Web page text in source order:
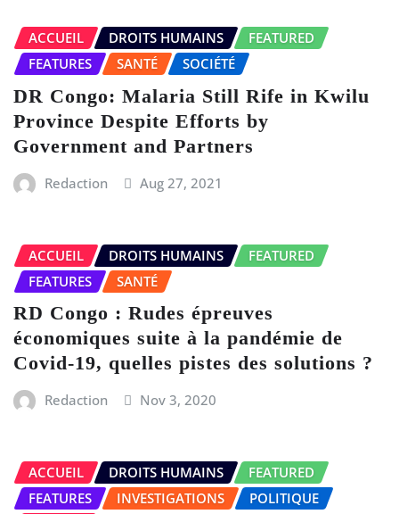
ACCUEIL DROITS HUMAINS
FEATURED
FEATURES
SANTÉ SOCIÉTÉ
DR Congo: Malaria Still Rife in Kwilu
Province Despite Efforts by
Government and Partners
Redaction Aug 27, 2021
ACCUEIL DROITS HUMAINS
FEATURED
FEATURES
SANTÉ
RD Congo : Rudes épreuves
économiques suite à la pandémie de
Covid-19, quelles pistes des solutions ?
Redaction Nov 3, 2020
ACCUEIL DROITS HUMAINS
FEATURED
FEATURES
INVESTIGATIONS
POLITIQUE